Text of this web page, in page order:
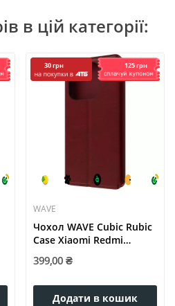
в цій категорії:
30 грн 125 грн
WAVE
Чохол WAVE Cubic Rubic
Case Xiaomi Redmi
399,00 ₴
Додати в кошик